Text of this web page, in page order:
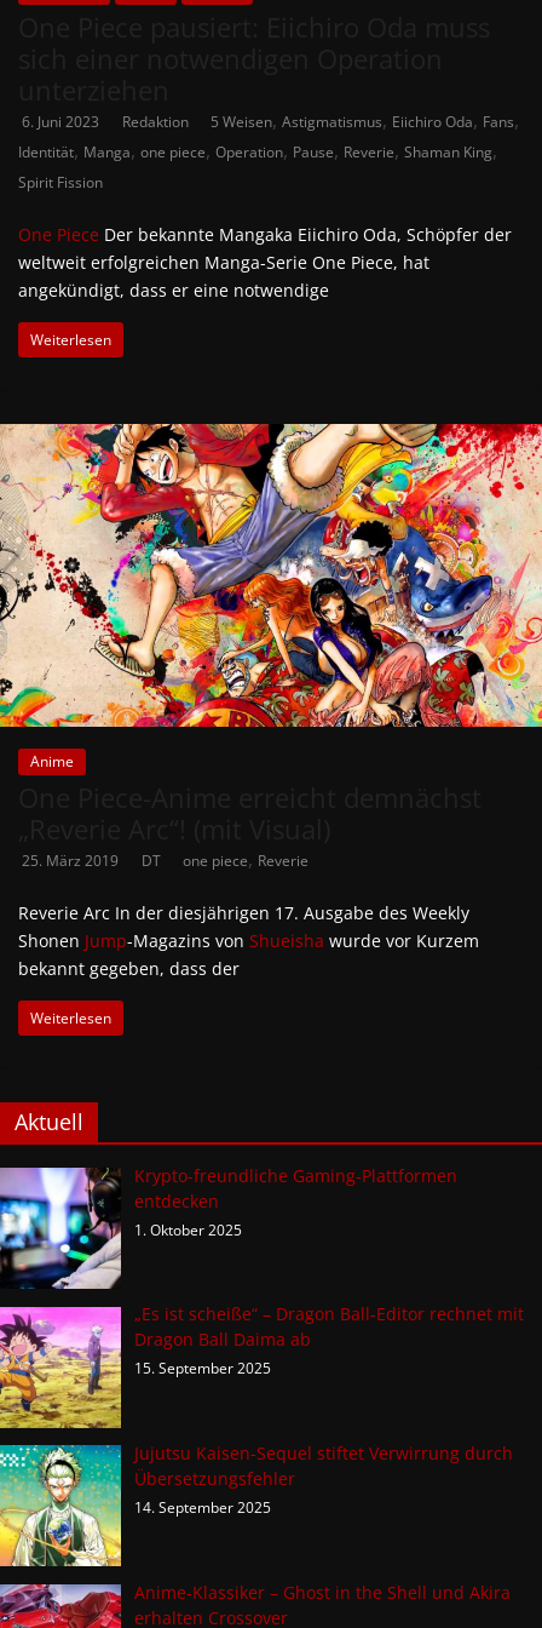
6. Juni 2023 Redaktion 5 Weisen, Astigmatismus, Eiichiro Oda, Fans,
Identität, Manga, one piece, Operation, Pause, Reverie, Shaman King,
Spirit Fission
One Piece Der bekannte Mangaka Eiichiro Oda, Schöpfer der
weltweit erfolgreichen Manga-Serie One Piece, hat
angekündigt, dass er eine notwendige
Weiterlesen
Anime
25. März 2019 DT one piece, Reverie
Reverie Arc In der diesjährigen 17. Ausgabe des Weekly
Shonen Jump-Magazins von Shueisha wurde vor Kurzem
bekannt gegeben, dass der
Weiterlesen
Aktuell
Krypto-freundliche Gaming-Plattformen
entdecken
1. Oktober 2025
„Es ist scheiße“ – Dragon Ball-Editor rechnet mit
Dragon Ball Daima ab
15. September 2025
Jujutsu Kaisen-Sequel stiftet Verwirrung durch
Übersetzungsfehler
14. September 2025
Anime-Klassiker – Ghost in the Shell und Akira
erhalten Crossover